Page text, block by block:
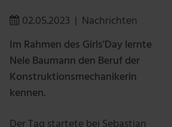
02.05.2023 Nachrichten
Im Rahmen des Girls'Day lernte
Nele Baumann den Beruf der
Konstruktionsmechanikerin
kennen.
Der Tag startete bei Sebastian